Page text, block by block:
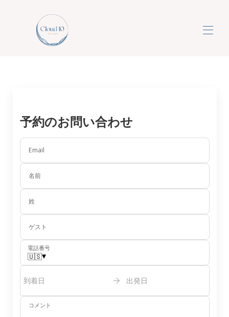
予約のお問い合わせ
Email
名前
姓
ゲスト
電話番号
🇺🇸▾
到着日 出発日
コメント